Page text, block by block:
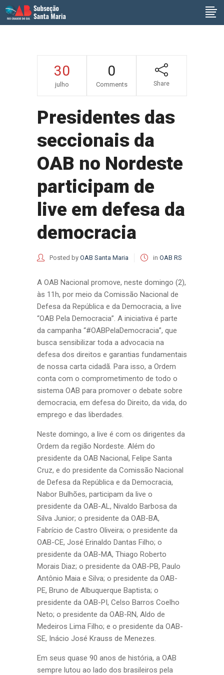
30
julho
0
Comments Share
Presidentes das
seccionais da
OAB no Nordeste
participam de
live em defesa da
democracia
Posted by OAB Santa Maria in OAB RS
A OAB Nacional promove, neste domingo (2),
às 11h, por meio da Comissão Nacional de
Defesa da República e da Democracia, a live
“OAB Pela Democracia”. A iniciativa é parte
da campanha “#OABPelaDemocracia”, que
busca sensibilizar toda a advocacia na
defesa dos direitos e garantias fundamentais
de nossa carta cidadã. Para isso, a Ordem
conta com o comprometimento de todo o
sistema OAB para promover o debate sobre
democracia, em defesa do Direito, da vida, do
emprego e das liberdades.
Neste domingo, a live é com os dirigentes da
Ordem da região Nordeste. Além do
presidente da OAB Nacional, Felipe Santa
Cruz, e do presidente da Comissão Nacional
de Defesa da República e da Democracia,
Nabor Bulhões, participam da live o
presidente da OAB-AL, Nivaldo Barbosa da
Silva Junior; o presidente da OAB-BA,
Fabrício de Castro Oliveira; o presidente da
OAB-CE, José Erinaldo Dantas Filho; o
presidente da OAB-MA, Thiago Roberto
Morais Diaz; o presidente da OAB-PB, Paulo
Antônio Maia e Silva; o presidente da OAB-
PE, Bruno de Albuquerque Baptista; o
presidente da OAB-PI, Celso Barros Coelho
Neto; o presidente da OAB-RN, Aldo de
Medeiros Lima Filho; e o presidente da OAB-
SE, Inácio José Krauss de Menezes.
Em seus quase 90 anos de história, a OAB
sempre lutou ao lado dos brasileiros pela